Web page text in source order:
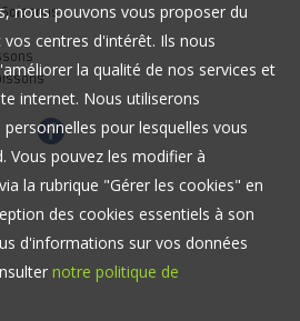
nous pouvons vous proposer du
centres d'intérêt. Ils nous
la qualité de nos services et
internet. Nous utiliserons
pour lesquelles vous
Vous pouvez les modifier à
la rubrique "Gérer les cookies" en
des cookies essentiels à son
d'informations sur vos données
notre politique de